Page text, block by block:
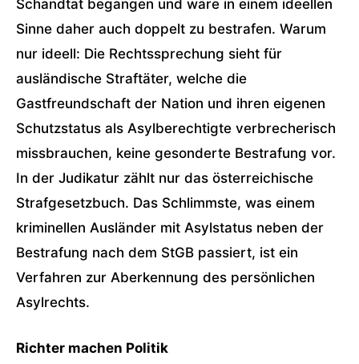
Schandtat begangen und wäre in einem ideellen
Sinne daher auch doppelt zu bestrafen. Warum
nur ideell: Die Rechtssprechung sieht für
ausländische Straftäter, welche die
Gastfreundschaft der Nation und ihren eigenen
Schutzstatus als Asylberechtigte verbrecherisch
missbrauchen, keine gesonderte Bestrafung vor.
In der Judikatur zählt nur das österreichische
Strafgesetzbuch. Das Schlimmste, was einem
kriminellen Ausländer mit Asylstatus neben der
Bestrafung nach dem StGB passiert, ist ein
Verfahren zur Aberkennung des persönlichen
Asylrechts.
Richter machen Politik